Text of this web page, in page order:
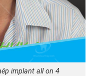
implant all on 4